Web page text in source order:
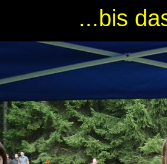
...bis